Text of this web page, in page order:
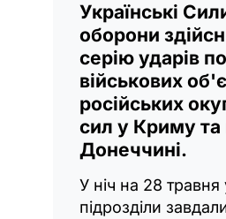
Українські
оборони
серію ударів по
військових
російських
сил у Криму та
Донеччині.
У ніч на 28 травня
підрозділи